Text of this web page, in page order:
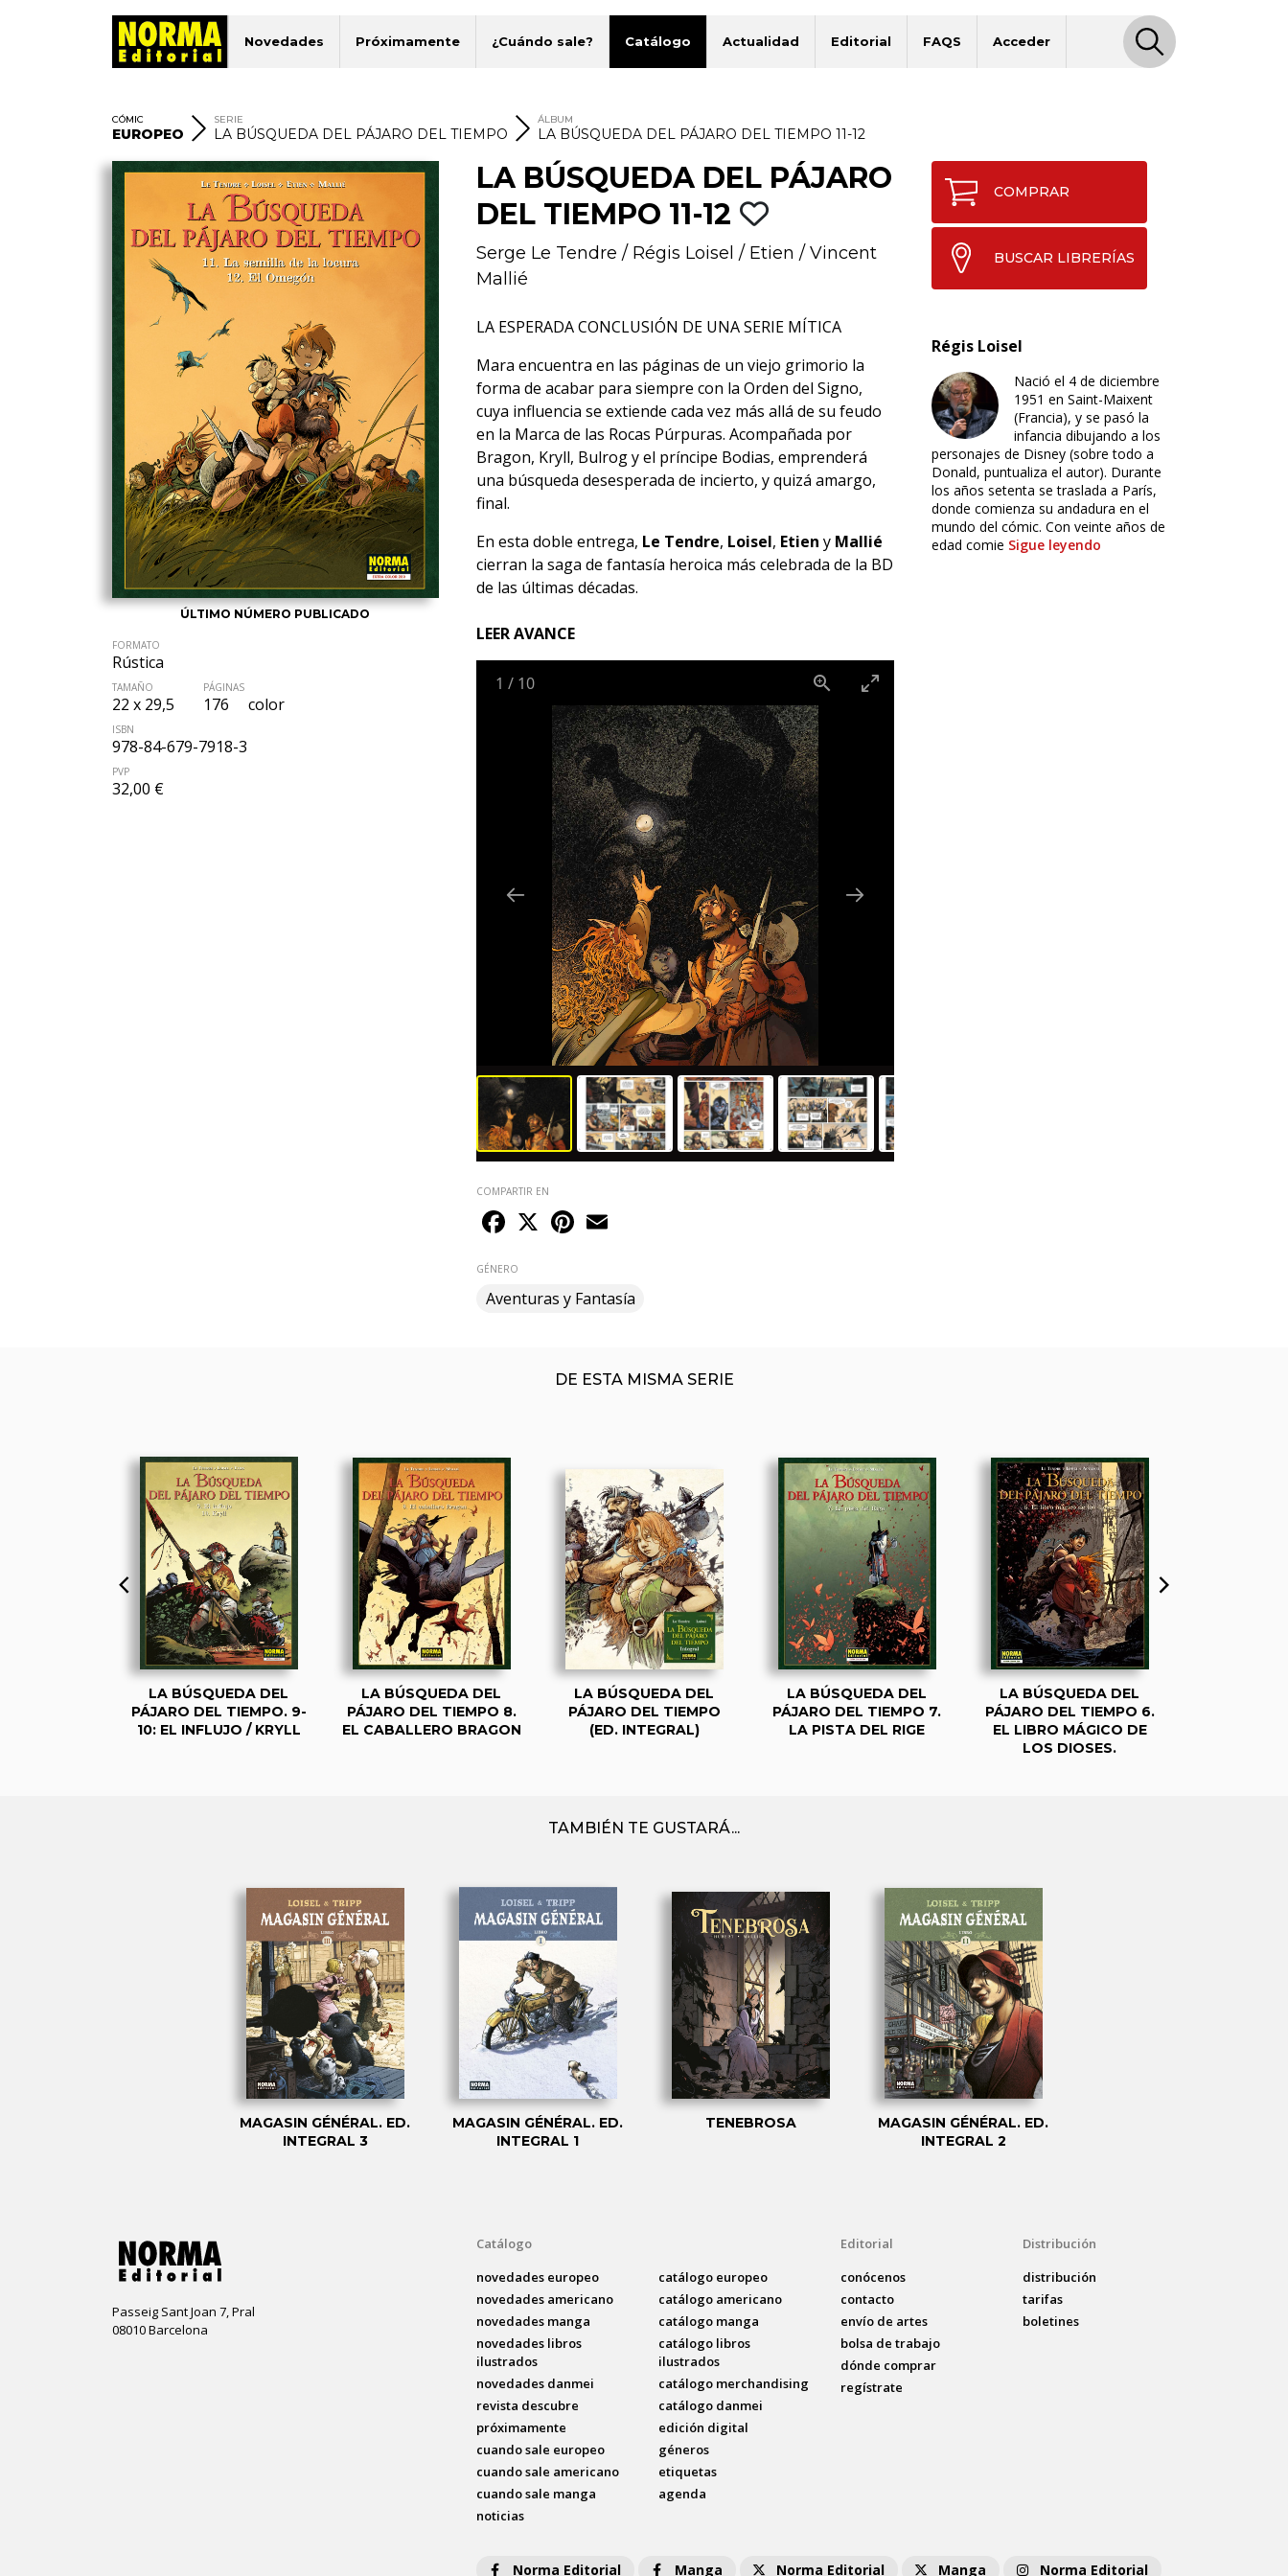
Novedades Próximamente ¿Cuándo sale? Catálogo Actualidad Editorial FAQS Acceder
CÓMIC
EUROPEO
SERIE
LA BÚSQUEDA DEL PÁJARO DEL TIEMPO
ÁLBUM
LA BÚSQUEDA DEL PÁJARO DEL TIEMPO 11-12
ÚLTIMO NÚMERO PUBLICADO
FORMATO
Rústica
TAMAÑO
22 x 29,5
PÁGINAS
176 color
ISBN
978-84-679-7918-3
PVP
32,00 €
LA BÚSQUEDA DEL PÁJARO
DEL TIEMPO 11-12
Serge Le Tendre / Régis Loisel / Etien / Vincent
Mallié
LA ESPERADA CONCLUSIÓN DE UNA SERIE MÍTICA
Mara encuentra en las páginas de un viejo grimorio la
forma de acabar para siempre con la Orden del Signo,
cuya influencia se extiende cada vez más allá de su feudo
en la Marca de las Rocas Púrpuras. Acompañada por
Bragon, Kryll, Bulrog y el príncipe Bodias, emprenderá
una búsqueda desesperada de incierto, y quizá amargo,
final.
En esta doble entrega, Le Tendre, Loisel, Etien y Mallié
cierran la saga de fantasía heroica más celebrada de la BD
de las últimas décadas.
LEER AVANCE
1 / 10
COMPARTIR EN
Facebook
X Pinterest
GÉNERO
Aventuras y Fantasía
COMPRAR
BUSCAR LIBRERÍAS
Régis Loisel
Nació el 4 de diciembre
1951 en Saint-Maixent
(Francia), y se pasó la
infancia dibujando a los
personajes de Disney (sobre todo a
Donald, puntualiza el autor). Durante
los años setenta se traslada a París,
donde comienza su andadura en el
mundo del cómic. Con veinte años de
edad comie Sigue leyendo
DE ESTA MISMA SERIE
LA BÚSQUEDA DEL
PÁJARO DEL TIEMPO. 9-
10: EL INFLUJO / KRYLL
LA BÚSQUEDA DEL
PÁJARO DEL TIEMPO 8.
EL CABALLERO BRAGON
LA BÚSQUEDA DEL
PÁJARO DEL TIEMPO
(ED. INTEGRAL)
LA BÚSQUEDA DEL
PÁJARO DEL TIEMPO 7.
LA PISTA DEL RIGE
LA BÚSQUEDA DEL
PÁJARO DEL TIEMPO 6.
EL LIBRO MÁGICO DE
LOS DIOSES.
TAMBIÉN TE GUSTARÁ...
MAGASIN GÉNÉRAL. ED.
INTEGRAL 3
MAGASIN GÉNÉRAL. ED.
INTEGRAL 1
TENEBROSA
MAGASIN GÉNÉRAL. ED.
INTEGRAL 2
Passeig Sant Joan 7, Pral
08010 Barcelona
Catálogo
novedades europeo
novedades americano
novedades manga
novedades libros
ilustrados
novedades danmei
revista descubre
próximamente
cuando sale europeo
cuando sale americano
cuando sale manga
noticias
catálogo europeo
catálogo americano
catálogo manga
catálogo libros
ilustrados
catálogo merchandising
catálogo danmei
edición digital
géneros
etiquetas
agenda
Editorial
conócenos
contacto
envío de artes
bolsa de trabajo
dónde comprar
regístrate
Distribución
distribución
tarifas
boletines
Norma Editorial Manga Norma Editorial Manga Norma Editorial